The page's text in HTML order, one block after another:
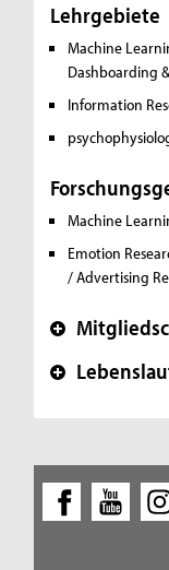
Lehrgebiete
Machine
Dashboarding
Information
Machine
Emotion
/ Advertising
+
+